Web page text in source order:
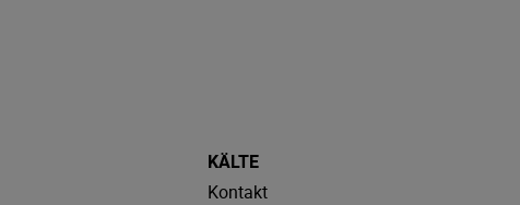
KÄLTE
Kontakt